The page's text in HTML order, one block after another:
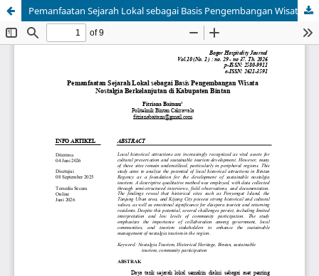
Pemanfaatan Sejarah Lokal sebagai Basis Pengembangan Wisata Nostalgia Berkelanjutan di Kabupaten Bintan